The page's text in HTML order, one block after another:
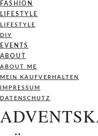
FASHION
LIFESTYLE
LIFESTYLE
DIY
EVENTS
ABOUT
ABOUT ME
MEIN KAUFVERHALTEN
IMPRESSUM
DATENSCHUTZ